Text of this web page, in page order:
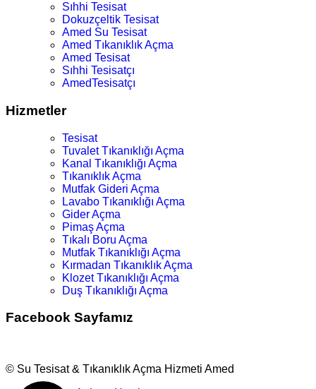
Sıhhi Tesisat
Dokuzçeltik Tesisat
Amed Su Tesisat
Amed Tıkanıklık Açma
Amed Tesisat
Sıhhi Tesisatçı
AmedTesisatçı
Hizmetler
Tesisat
Tuvalet Tıkanıklığı Açma
Kanal Tıkanıklığı Açma
Tıkanıklık Açma
Mutfak Gideri Açma
Lavabo Tıkanıklığı Açma
Gider Açma
Pimaş Açma
Tıkalı Boru Açma
Mutfak Tıkanıklığı Açma
Kırmadan Tıkanıklık Açma
Klozet Tıkanıklığı Açma
Duş Tıkanıklığı Açma
Facebook Sayfamız
© Su Tesisat & Tıkanıklık Açma Hizmeti Amed